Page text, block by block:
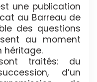
une publication
au Barreau de
des questions
au moment
héritage.
traités: du
d’un